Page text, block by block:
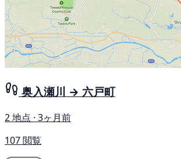
奥入瀬川 → 六戸町
2 地点 · 3ヶ月前
107 閲覧